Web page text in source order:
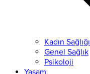
Kadın Sağlığı
Genel Sağlık
Psikoloji
Yaşam